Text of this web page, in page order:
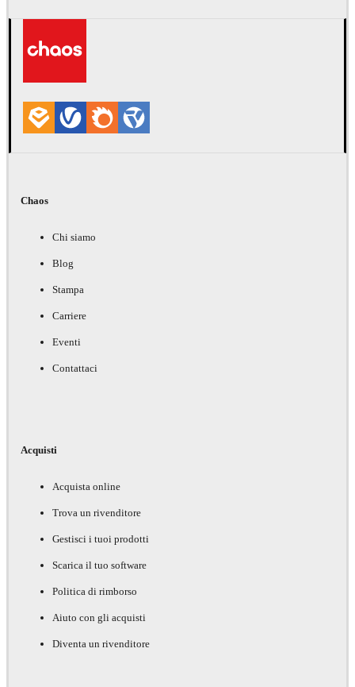
Chaos
Chi siamo
Blog
Stampa
Carriere
Eventi
Contattaci
Acquisti
Acquista online
Trova un rivenditore
Gestisci i tuoi prodotti
Scarica il tuo software
Politica di rimborso
Aiuto con gli acquisti
Diventa un rivenditore